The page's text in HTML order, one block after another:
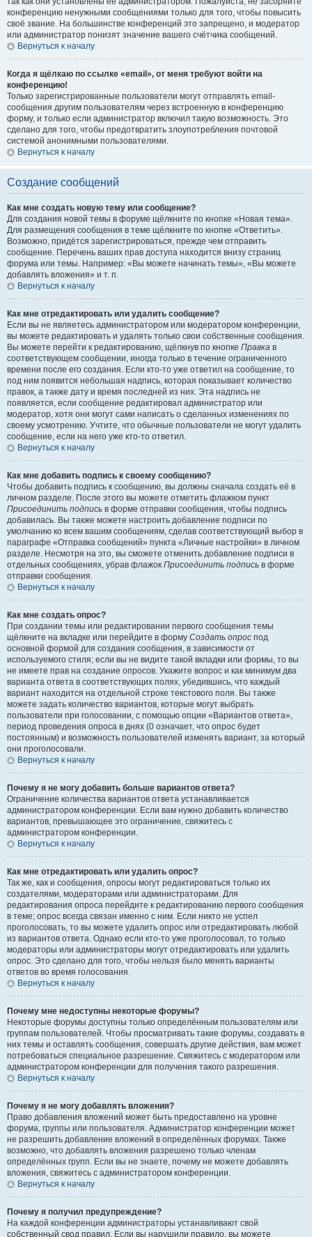
конференцию ненужными сообщениями только для того, чтобы повысить
своё звание. На большинстве конференций это запрещено, и модератор
или администратор понизят значение вашего счётчика сообщений.
Вернуться к началу
Когда я щёлкаю по ссылке «email», от меня требуют войти на
конференцию!
Только зарегистрированные пользователи могут отправлять email-
сообщения другим пользователям через встроенную в конференцию
форму, и только если администратор включил такую возможность. Это
сделано для того, чтобы предотвратить злоупотребления почтовой
системой анонимными пользователями.
Вернуться к началу
Создание сообщений
Как мне создать новую тему или сообщение?
Для создания новой темы в форуме щёлкните по кнопке «Новая тема».
Для размещения сообщения в теме щёлкните по кнопке «Ответить».
Возможно, придётся зарегистрироваться, прежде чем отправить
сообщение. Перечень ваших прав доступа находится внизу страниц
форума или темы. Например: «Вы можете начинать темы», «Вы можете
добавлять вложения» и т. п.
Вернуться к началу
Как мне отредактировать или удалить сообщение?
Если вы не являетесь администратором или модератором конференции,
вы можете редактировать и удалять только свои собственные сообщения.
Вы можете перейти к редактированию, щёлкнув по кнопке Правка в
соответствующем сообщении, иногда только в течение ограниченного
времени после его создания. Если кто-то уже ответил на сообщение, то
под ним появится небольшая надпись, которая показывает количество
правок, а также дату и время последней из них. Эта надпись не
появляется, если сообщение редактировал администратор или
модератор, хотя они могут сами написать о сделанных изменениях по
своему усмотрению. Учтите, что обычные пользователи не могут удалить
сообщение, если на него уже кто-то ответил.
Вернуться к началу
Как мне добавить подпись к своему сообщению?
Чтобы добавить подпись к сообщению, вы должны сначала создать её в
личном разделе. После этого вы можете отметить флажком пункт
Присоединить подпись в форме отправки сообщения, чтобы подпись
добавилась. Вы также можете настроить добавление подписи по
умолчанию ко всем вашим сообщениям, сделав соответствующий выбор в
параграфе «Отправка сообщений» пункта «Личные настройки» в личном
разделе. Несмотря на это, вы сможете отменить добавление подписи в
отдельных сообщениях, убрав флажок Присоединить подпись в форме
отправки сообщения.
Вернуться к началу
Как мне создать опрос?
При создании темы или редактировании первого сообщения темы
щёлкните на вкладке или перейдите в форму Создать опрос под
основной формой для создания сообщения, в зависимости от
используемого стиля; если вы не видите такой вкладки или формы, то вы
не имеете прав на создание опросов. Укажите вопрос и как минимум два
варианта ответа в соответствующих полях, убедившись, что каждый
вариант находится на отдельной строке текстового поля. Вы также
можете задать количество вариантов, которые могут выбрать
пользователи при голосовании, с помощью опции «Вариантов ответа»,
период проведения опроса в днях (0 означает, что опрос будет
постоянным) и возможность пользователей изменять вариант, за который
они проголосовали.
Вернуться к началу
Почему я не могу добавить больше вариантов ответа?
Ограничение количества вариантов ответа устанавливается
администратором конференции. Если вам нужно добавить количество
вариантов, превышающее это ограничение, свяжитесь с
администратором конференции.
Вернуться к началу
Как мне отредактировать или удалить опрос?
Так же, как и сообщения, опросы могут редактироваться только их
создателями, модераторами или администраторами. Для
редактирования опроса перейдите к редактированию первого сообщения
в теме; опрос всегда связан именно с ним. Если никто не успел
проголосовать, то вы можете удалить опрос или отредактировать любой
из вариантов ответа. Однако если кто-то уже проголосовал, то только
модераторы или администраторы могут отредактировать или удалить
опрос. Это сделано для того, чтобы нельзя было менять варианты
ответов во время голосования.
Вернуться к началу
Почему мне недоступны некоторые форумы?
Некоторые форумы доступны только определённым пользователям или
группам пользователей. Чтобы просматривать такие форумы, создавать в
них темы и оставлять сообщения, совершать другие действия, вам может
потребоваться специальное разрешение. Свяжитесь с модератором или
администратором конференции для получения такого разрешения.
Вернуться к началу
Почему я не могу добавлять вложения?
Право добавления вложений может быть предоставлено на уровне
форума, группы или пользователя. Администратор конференции может
не разрешить добавление вложений в определённых форумах. Также
возможно, что добавлять вложения разрешено только членам
определённых групп. Если вы не знаете, почему не можете добавлять
вложения, свяжитесь с администратором конференции.
Вернуться к началу
Почему я получил предупреждение?
На каждой конференции администраторы устанавливают свой
собственный свод правил. Если вы нарушили правило, вы можете